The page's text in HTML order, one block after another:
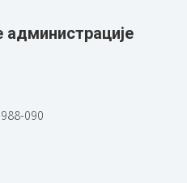
администрације
090